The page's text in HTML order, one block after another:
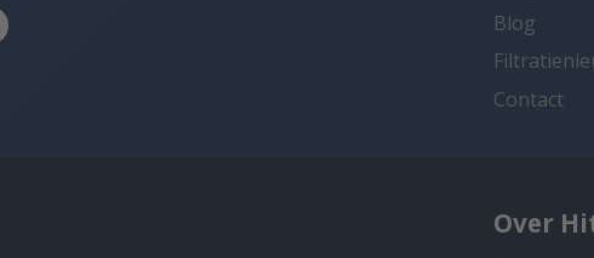
Blog
Contact
Over